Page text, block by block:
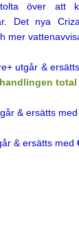
över att
Det nya
mer
utgår &
total
& ersätts med
& ersätts med